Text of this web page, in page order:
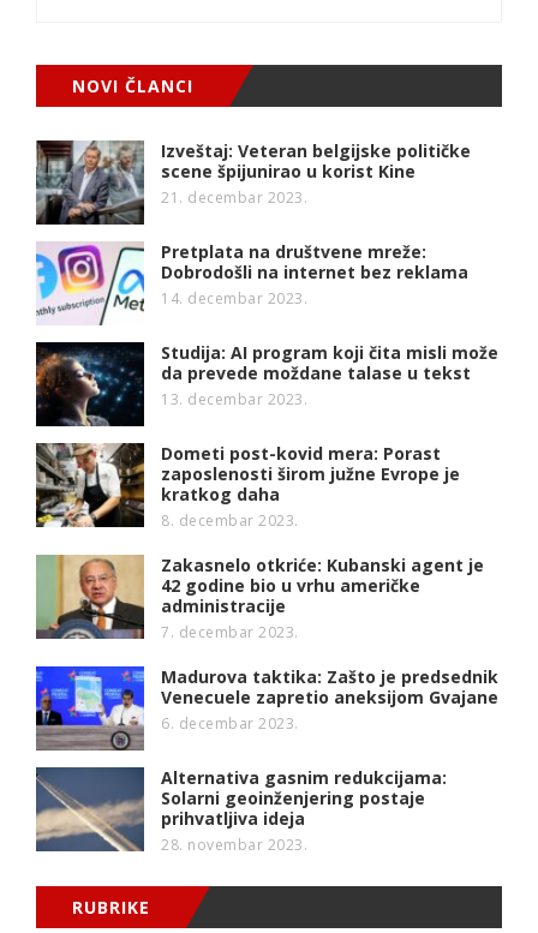
NOVI ČLANCI
Izveštaj: Veteran belgijske političke
scene špijunirao u korist Kine
21. decembar 2023.
Pretplata na društvene mreže:
Dobrodošli na internet bez reklama
14. decembar 2023.
Studija: AI program koji čita misli može
da prevede moždane talase u tekst
13. decembar 2023.
Dometi post-kovid mera: Porast
zaposlenosti širom južne Evrope je
kratkog daha
8. decembar 2023.
Zakasnelo otkriće: Kubanski agent je
42 godine bio u vrhu američke
administracije
7. decembar 2023.
Madurova taktika: Zašto je predsednik
Venecuele zapretio aneksijom Gvajane
6. decembar 2023.
Alternativa gasnim redukcijama:
Solarni geoinženjering postaje
prihvatljiva ideja
28. novembar 2023.
RUBRIKE